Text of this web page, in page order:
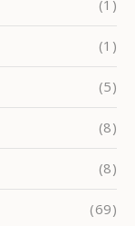
(1)
(1)
(5)
(8)
(8)
(69)